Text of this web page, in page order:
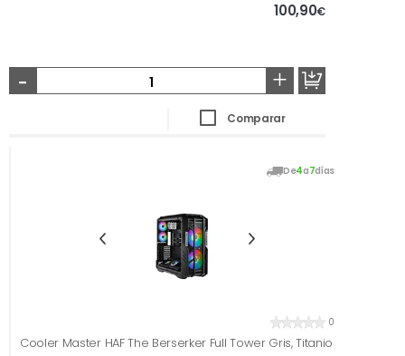
100,90€
- +
Comparar
De4a7días
0
Cooler Master HAF The Berserker Full Tower Gris, Titanio